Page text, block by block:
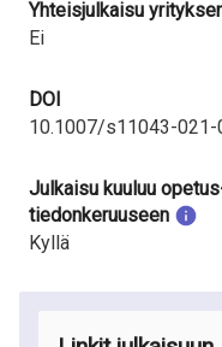
Yhteisjulkaisu
Ei
DOI
10.1007/s11043-
Julkaisu kuuluu
tiedonkeruuseen
Kyllä